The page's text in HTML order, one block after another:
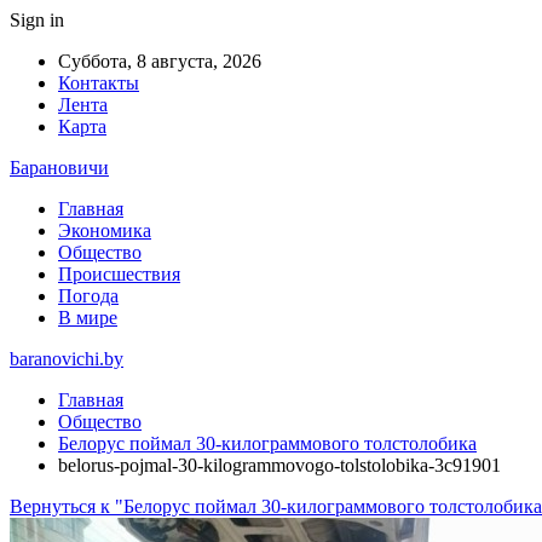
Sign in
Суббота, 8 августа, 2026
Контакты
Лента
Карта
Барановичи
Главная
Экономика
Общество
Происшествия
Погода
В мире
baranovichi.by
Главная
Общество
Белорус поймал 30-килограммового толстолобика
belorus-pojmal-30-kilogrammovogo-tolstolobika-3c91901
Вернуться к "Белорус поймал 30-килограммового